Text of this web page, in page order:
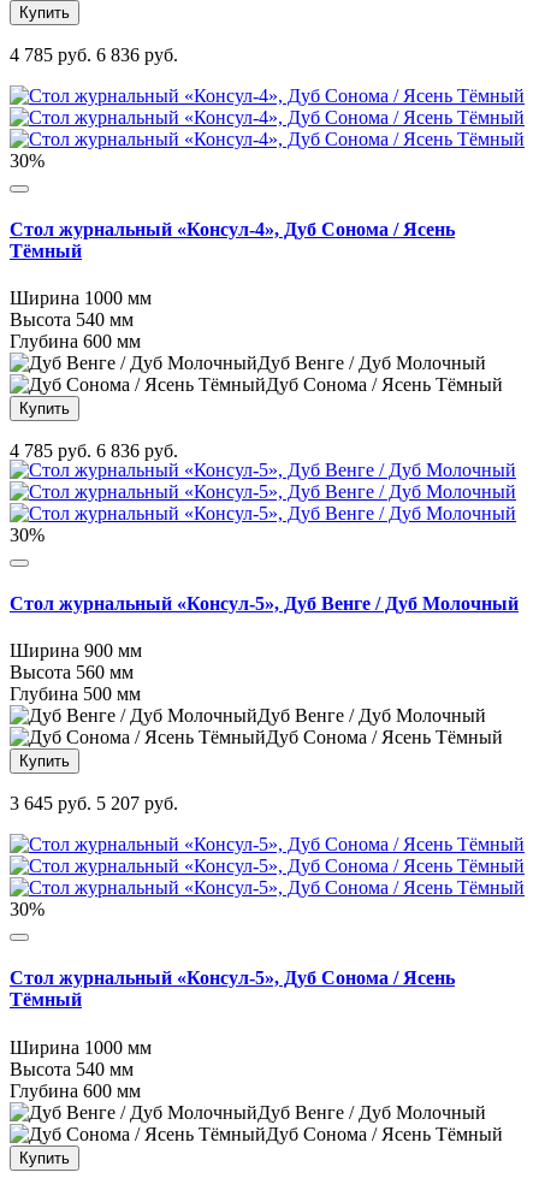
Купить
4 785 руб. 6 836 руб.
30%
Стол журнальный «Консул-4», Дуб Сонома / Ясень
Тёмный
Ширина 1000 мм
Высота 540 мм
Глубина 600 мм
Дуб Венге / Дуб Молочный
Дуб Сонома / Ясень Тёмный
Купить
4 785 руб. 6 836 руб.
30%
Стол журнальный «Консул-5», Дуб Венге / Дуб Молочный
Ширина 900 мм
Высота 560 мм
Глубина 500 мм
Дуб Венге / Дуб Молочный
Дуб Сонома / Ясень Тёмный
Купить
3 645 руб. 5 207 руб.
30%
Стол журнальный «Консул-5», Дуб Сонома / Ясень
Тёмный
Ширина 1000 мм
Высота 540 мм
Глубина 600 мм
Дуб Венге / Дуб Молочный
Дуб Сонома / Ясень Тёмный
Купить